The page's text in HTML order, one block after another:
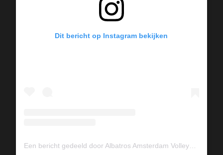
Dit bericht op Instagram bekijken
Een bericht gedeeld door Albatros Amsterdam Volleybal (@albavolley)